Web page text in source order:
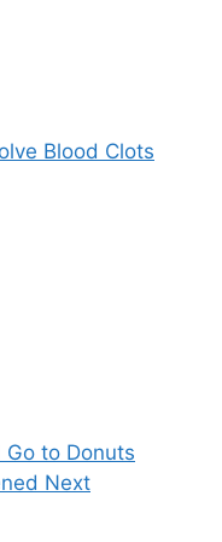
Blood Clots
to Donuts
Next